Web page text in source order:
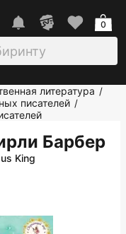
0
литература /
писателей /
Барбер
King